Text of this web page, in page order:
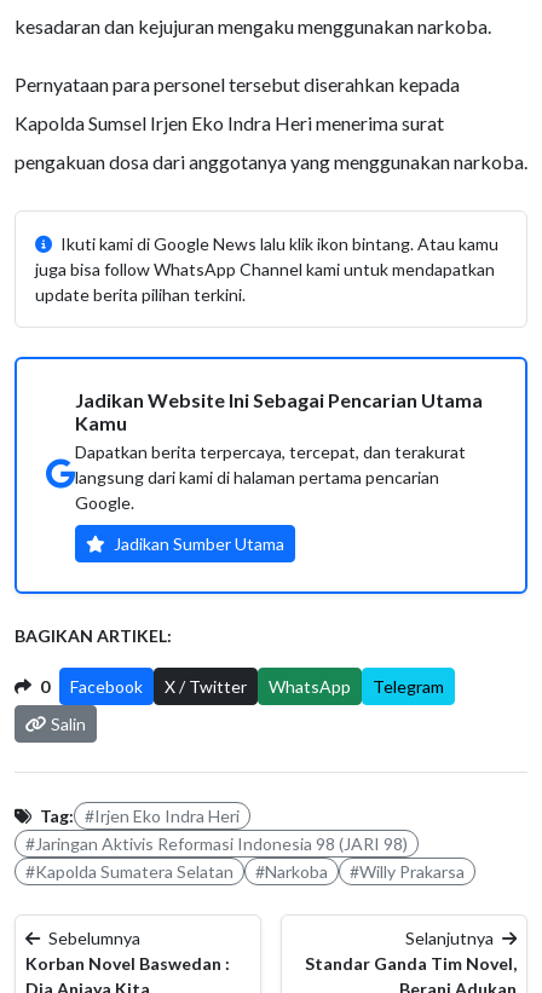
kesadaran dan kejujuran mengaku menggunakan narkoba.
Pernyataan para personel tersebut diserahkan kepada
Kapolda Sumsel Irjen Eko Indra Heri menerima surat
pengakuan dosa dari anggotanya yang menggunakan narkoba.
Ikuti kami di Google News lalu klik ikon bintang. Atau kamu
juga bisa follow WhatsApp Channel kami untuk mendapatkan
update berita pilihan terkini.
Jadikan Website Ini Sebagai Pencarian Utama
Kamu
Dapatkan berita terpercaya, tercepat, dan terakurat
langsung dari kami di halaman pertama pencarian
Google.
Jadikan Sumber Utama
BAGIKAN ARTIKEL:
0 Facebook X / Twitter WhatsApp
Telegram
Salin
Tag: #Irjen Eko Indra Heri
#Jaringan Aktivis Reformasi Indonesia 98 (JARI 98)
#Kapolda Sumatera Selatan
#Narkoba #Willy Prakarsa
Sebelumnya
Korban Novel Baswedan :
Dia Aniaya Kita,…
Selanjutnya
Standar Ganda Tim Novel,
Berani Adukan